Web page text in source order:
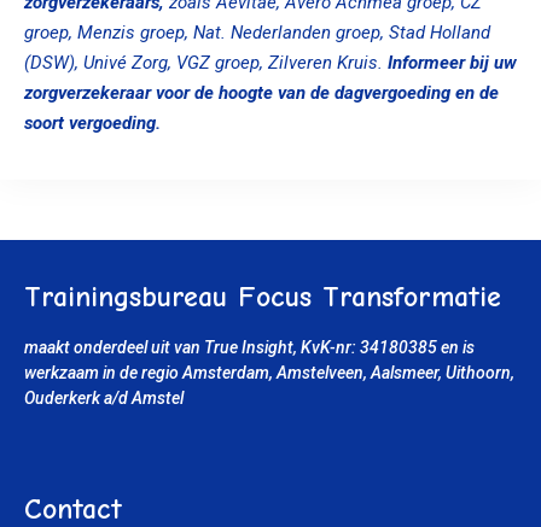
groep, Menzis groep, Nat. Nederlanden groep, Stad Holland
(DSW), Univé Zorg, VGZ groep, Zilveren Kruis. Informeer bij uw
zorgverzekeraar voor de hoogte van de dagvergoeding en de
soort vergoeding.
Trainingsbureau Focus Transformatie
maakt onderdeel uit van True Insight, KvK-nr: 34180385en is
werkzaam in de regio Amsterdam, Amstelveen, Aalsmeer, Uithoorn,
Ouderkerk a/d Amstel
Contact